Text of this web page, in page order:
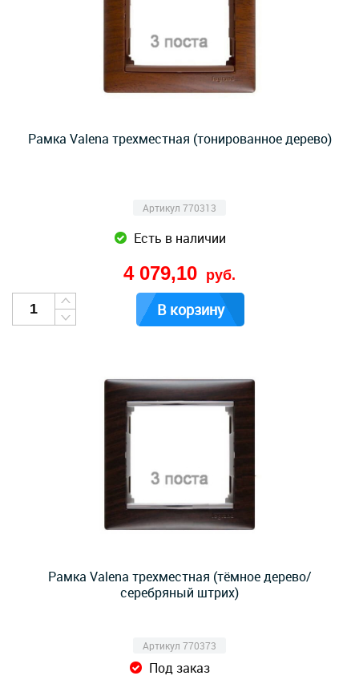
Рамка Valena трехместная (тонированное дерево)
Артикул 770313
Есть в наличии
4 079,10 руб.
В корзину
Рамка Valena трехместная (тёмное дерево/
серебряный штрих)
Артикул 770373
Под заказ